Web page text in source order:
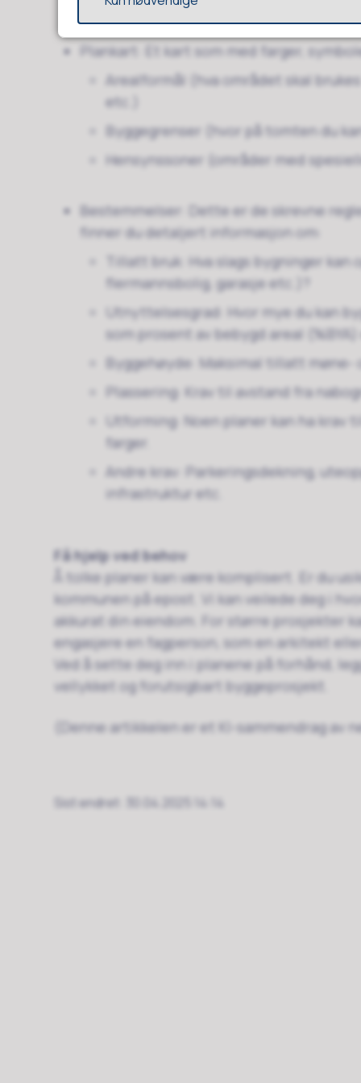
Plankart: Et kart som med farger,
Arealformål (hva området skal
etc.)
Byggegrenser (hvor på tomten du
Hensynssoner (områder med
Bestemmelser: Dette er de skrevne
finner du detaljert informasjon om:
Tillatt bruk: Hva slags bygninger
flermannsbolig, garasje etc.)?
Utnyttelsesgrad: Hvor mye du kan
som prosent av bebygd areal (%BYA)
Byggehøyde: Maksimal tillatt møne-
Plassering: Krav til avstand fra
Utforming: Noen planer kan ha
farger.
Andre krav: Parkeringsdekning,
infrastruktur etc.
Få hjelp ved behov
Å tolke planer kan være komplisert. Er du
kommunen på epost. Vi kan veilede deg i
akkurat din eiendom. For større prosjekter
engasjere en fagperson, som en arkitekt
Ved å sette deg inn i planene på forhånd,
vellykket og forutsigbart byggeprosjekt.
(Denne artikkelen er et KI-sammendrag av
Sist endret 30.04.2025 14:14